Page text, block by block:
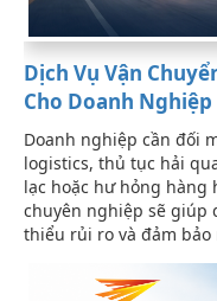
Dịch Vụ Vận
Cho Doanh Nghiệp
Doanh nghiệp cần đối
logistics, thủ tục hải
lạc hoặc hư hỏng hàng
chuyên nghiệp sẽ giúp
thiểu rủi ro và đảm